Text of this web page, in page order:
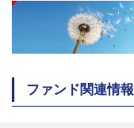
ファンド関連情報